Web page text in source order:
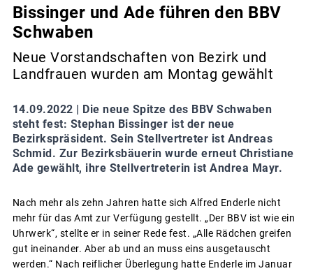
Bissinger und Ade führen den BBV
Schwaben
Neue Vorstandschaften von Bezirk und
Landfrauen wurden am Montag gewählt
14.09.2022 |
Die neue Spitze des BBV Schwaben
steht fest: Stephan Bissinger ist der neue
Bezirkspräsident. Sein Stellvertreter ist Andreas
Schmid. Zur Bezirksbäuerin wurde erneut Christiane
Ade gewählt, ihre Stellvertreterin ist Andrea Mayr.
Nach mehr als zehn Jahren hatte sich Alfred Enderle nicht
mehr für das Amt zur Verfügung gestellt. „Der BBV ist wie ein
Uhrwerk“, stellte er in seiner Rede fest. „Alle Rädchen greifen
gut ineinander. Aber ab und an muss eins ausgetauscht
werden.“ Nach reiflicher Überlegung hatte Enderle im Januar